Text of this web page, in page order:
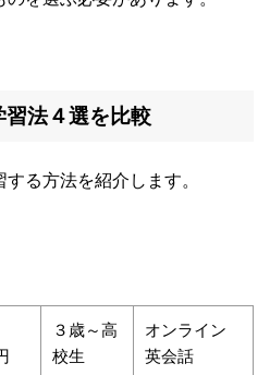
法４選を比較
る方法を紹介します。
３歳～高
校生
オンライン
英会話